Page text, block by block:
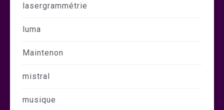
lasergrammétrie
luma
Maintenon
mistral
musique